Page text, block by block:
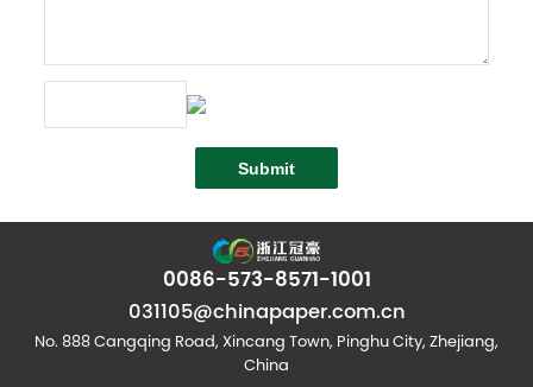
0086-573-8571-1001
031105@chinapaper.com.cn
No. 888 Cangqing Road, Xincang Town, Pinghu City, Zhejiang,
China